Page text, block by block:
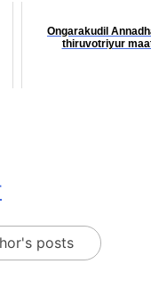
Ongarakudil
thiruvotriyur
posts